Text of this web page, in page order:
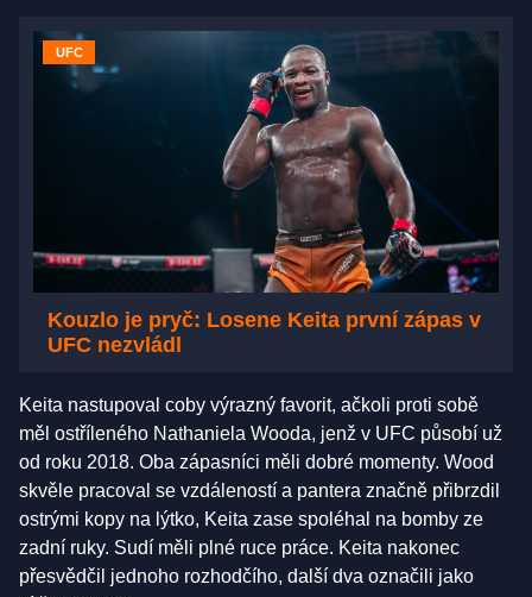
UFC
Kouzlo je pryč: Losene Keita první zápas v
UFC nezvládl
Keita nastupoval coby výrazný favorit, ačkoli proti sobě
měl ostříleného Nathaniela Wooda, jenž v UFC působí už
od roku 2018. Oba zápasníci měli dobré momenty. Wood
skvěle pracoval se vzdáleností a pantera značně přibrzdil
ostrými kopy na lýtko, Keita zase spoléhal na bomby ze
zadní ruky. Sudí měli plné ruce práce. Keita nakonec
přesvědčil jednoho rozhodčího, další dva označili jako